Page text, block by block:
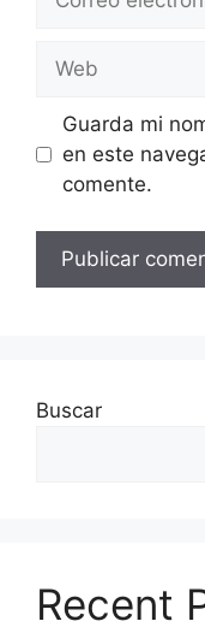
Web
Guarda mi
en este
comente.
Buscar
Recent